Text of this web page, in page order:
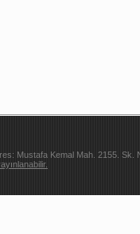
Mustafa Kemal Mah. 2155.